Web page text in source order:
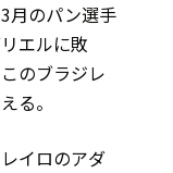
月のパン選手
エルに敗
のブラジレ
る。
イロのアダ